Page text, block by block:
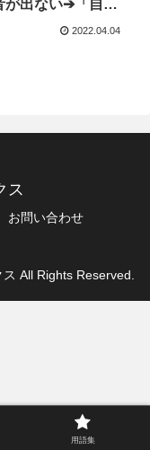
が出ない➔「自己
2022.04.04
ス
お問い合わせ
All Rights Reserved.
用語集